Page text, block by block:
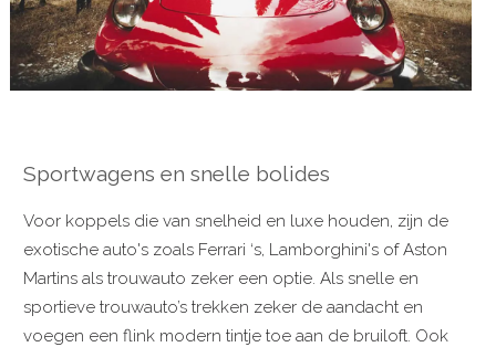
Sportwagens en snelle bolides
Voor koppels die van snelheid en luxe houden, zijn de
exotische auto's zoals Ferrari ‘s, Lamborghini's of Aston
Martins als trouwauto zeker een optie. Als snelle en
sportieve trouwauto’s trekken zeker de aandacht en
voegen een flink modern tintje toe aan de bruiloft. Ook